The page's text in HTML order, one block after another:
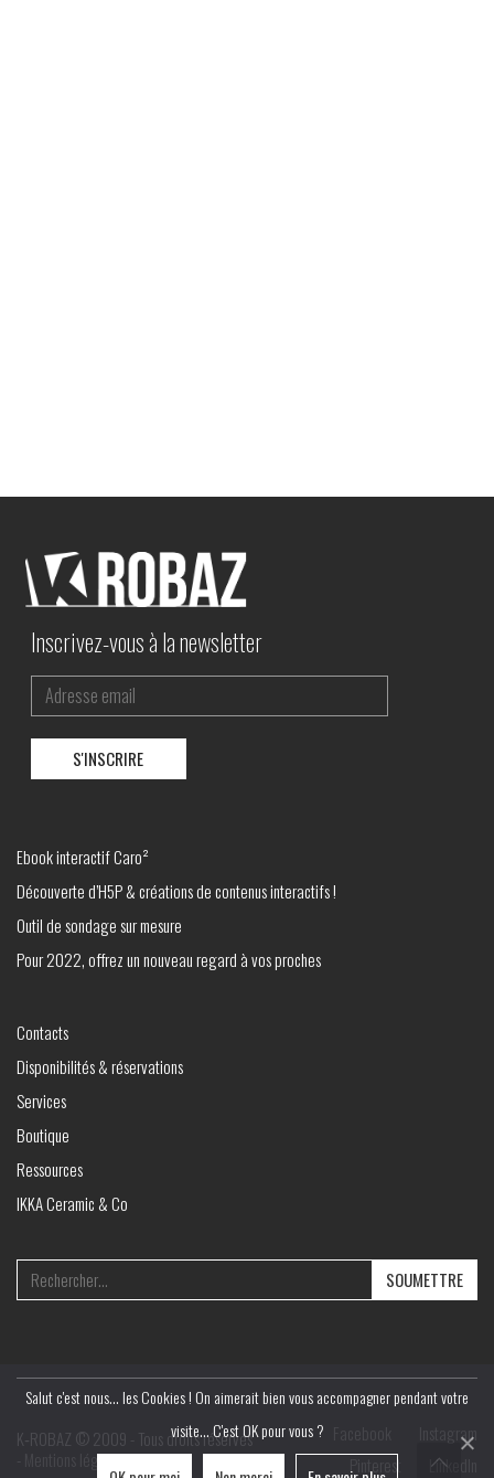
Inscrivez-vous à la newsletter
Ebook interactif Caro²
Découverte d’H5P & créations de contenus interactifs !
Outil de sondage sur mesure
Pour 2022, offrez un nouveau regard à vos proches
Contacts
Disponibilités & réservations
Services
Boutique
Ressources
IKKA Ceramic & Co
Search
for:
Instagram
LinkedIn
K‑ROBAZ © 2009 - Tous droits réservés
Mentions légales
Salut c'est nous... les Cookies ! On aimerait bien vous accompagner pendant votre
visite... C'est OK pour vous ?